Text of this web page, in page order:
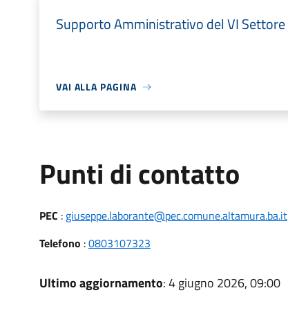
Supporto Amministrativo del VI Settore
VAI ALLA PAGINA
Punti di contatto
PEC : giuseppe.laborante@pec.comune.altamura.ba.it
Telefono :0803107323
Ultimo aggiornamento: 4 giugno 2026, 09:00